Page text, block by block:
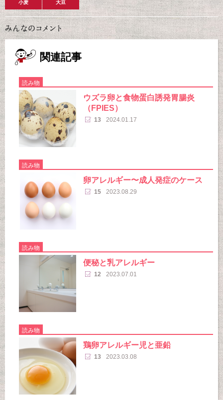
小麦 大豆
関連記事
読み物
ウズラ卵と食物蛋白誘発胃腸炎
（FPIES）
13 2024.01.17
読み物
卵アレルギー〜成人発症のケース
15 2023.08.29
読み物
便秘と乳アレルギー
12 2023.07.01
読み物
鶏卵アレルギー児と亜鉛
13 2023.03.08